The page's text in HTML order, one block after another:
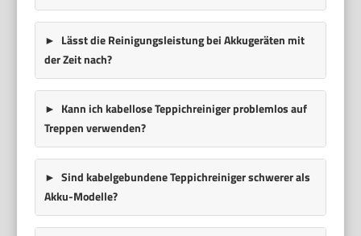
Lässt die Reinigungsleistung bei Akkugeräten mit
der Zeit nach?
Kann ich kabellose Teppichreiniger problemlos auf
Treppen verwenden?
Sind kabelgebundene Teppichreiniger schwerer als
Akku-Modelle?